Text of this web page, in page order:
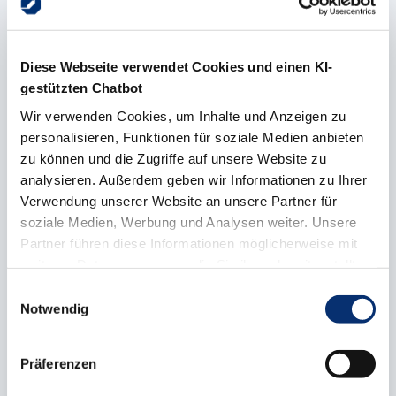
Diese Webseite verwendet Cookies und einen KI-
gestützten Chatbot
Wir verwenden Cookies, um Inhalte und Anzeigen zu
personalisieren, Funktionen für soziale Medien anbieten
zu können und die Zugriffe auf unsere Website zu
analysieren. Außerdem geben wir Informationen zu Ihrer
Verwendung unserer Website an unsere Partner für
soziale Medien, Werbung und Analysen weiter. Unsere
Partner führen diese Informationen möglicherweise mit
gesammelt haben.
Notwendig
Präferenzen
Münster aufgelistet in alphabetischer
Kontaktperson kennen, können Sie auch
die Suchfunktion nutzen.
Bei allgemeinen Anfragen wenden Sie sich
bitte an unsere Zentrale:
Kontakt HWK-Zentrale
E-Mail: info@hwk-muenster.de
Suchbegriff eingeben